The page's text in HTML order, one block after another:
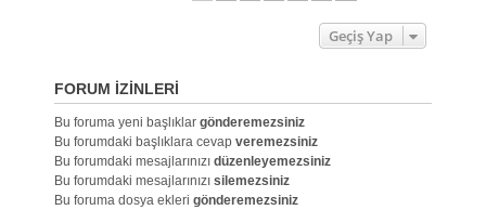
Geçiş Yap
FORUM IZINLERI
Bu foruma yeni başlıklar gönderemezsiniz
Bu forumdaki başlıklara cevap veremezsiniz
Bu forumdaki mesajlarınızı düzenleyemezsiniz
Bu forumdaki mesajlarınızı silemezsiniz
Bu foruma dosya ekleri gönderemezsiniz